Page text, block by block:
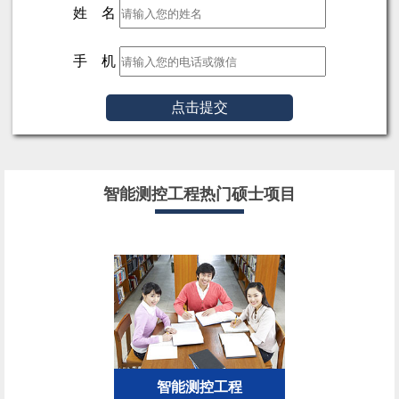
姓 名
手 机
点击提交
智能测控工程热门硕士项目
智能测控工程